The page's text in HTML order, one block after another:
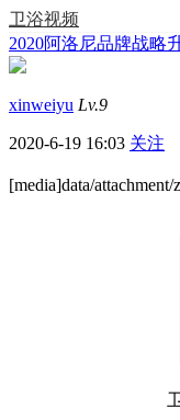
卫浴视频
2020阿洛尼品牌战略
xinweiyu Lv.9
2020-6-19 16:03 关注
[media]data/